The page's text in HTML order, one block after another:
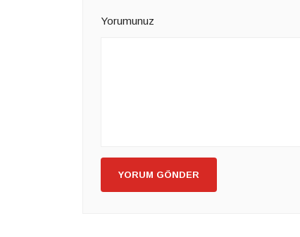
Yorumunuz
YORUM GÖNDER